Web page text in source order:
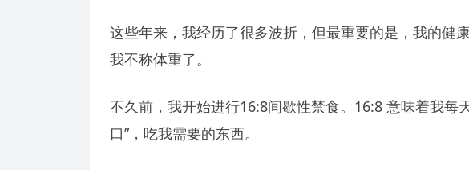
这些年来，我经历了很多波折，但最重要的是，我的健
我不称体重了。
不久前，我开始进行16:8间歇性禁食。16:8 意味着我每
口”，吃我需要的东西。